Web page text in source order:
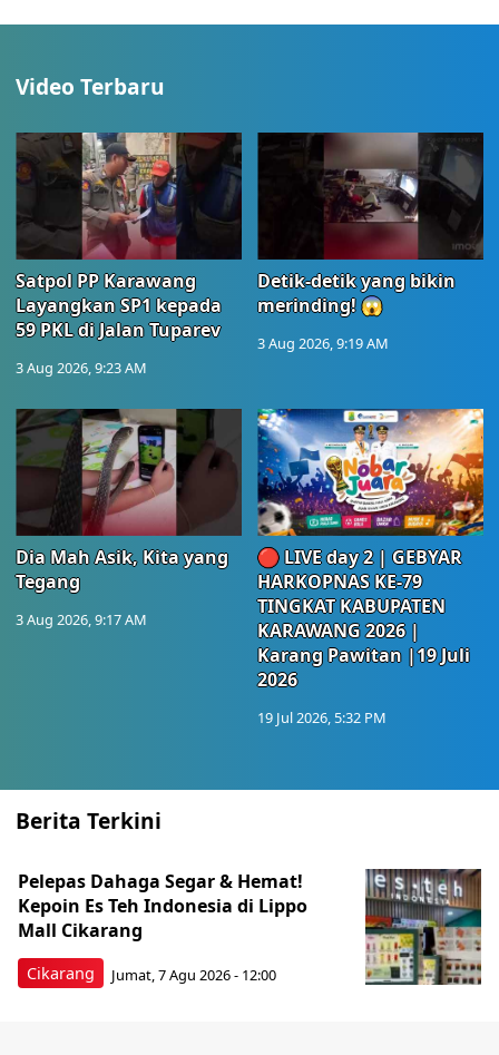
Video Terbaru
Satpol PP Karawang
Layangkan SP1 kepada
59 PKL di Jalan Tuparev
3 Aug 2026, 9:23 AM
Detik-detik yang bikin
merinding! 😱
3 Aug 2026, 9:19 AM
Dia Mah Asik, Kita yang
Tegang
3 Aug 2026, 9:17 AM
🔴 LIVE day 2 | GEBYAR
HARKOPNAS KE-79
TINGKAT KABUPATEN
KARAWANG 2026 |
Karang Pawitan |19 Juli
2026
19 Jul 2026, 5:32 PM
Berita Terkini
Cikarang
Pelepas Dahaga Segar & Hemat!
Kepoin Es Teh Indonesia di Lippo
Mall Cikarang
Jumat, 7 Agu 2026 - 12:00